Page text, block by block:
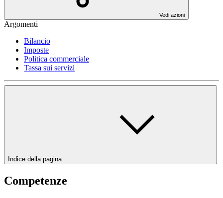
Vedi azioni
Argomenti
Bilancio
Imposte
Politica commerciale
Tassa sui servizi
Indice della pagina
Competenze